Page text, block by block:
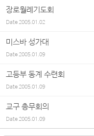
장로월례기도회
Date2005.01.02
미스바 성가대
Date2005.01.09
고등부 동계 수련회
Date2005.01.09
교구 총무회의
Date2005.01.09